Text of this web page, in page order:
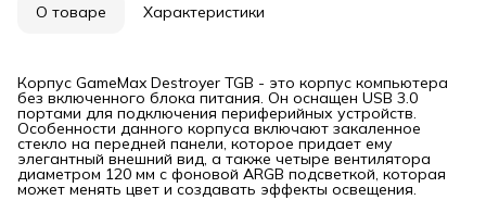
О товаре Характеристики
Корпус GameMax Destroyer TGВ - это корпус компьютера
без включенного блока питания. Он оснащен USB 3.0
портами для подключения периферийных устройств.
Особенности данного корпуса включают закаленное
стекло на передней панели, которое придает ему
элегантный внешний вид, а также четыре вентилятора
диаметром 120 мм с фоновой АRGB подсветкой, которая
может менять цвет и создавать эффекты освещения.